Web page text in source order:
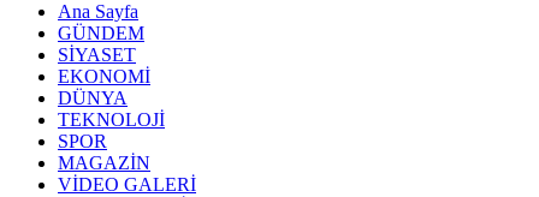
Ana Sayfa
GÜNDEM
SİYASET
EKONOMİ
DÜNYA
TEKNOLOJİ
SPOR
MAGAZİN
VİDEO GALERİ